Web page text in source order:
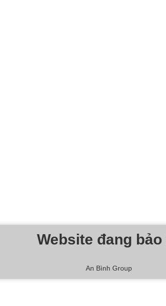
Website đang
An Bình Group